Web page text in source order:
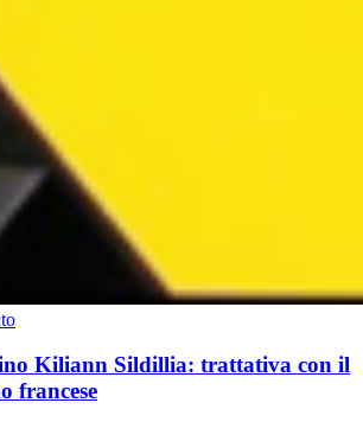
Kiliann Sildillia: trattativa con il
francese